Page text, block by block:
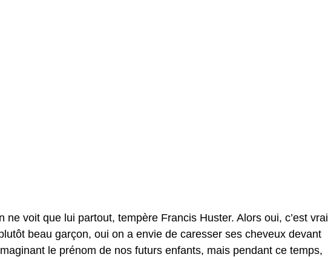
ne voit que lui partout, tempère Francis Huster. Alors oui, c’est vrai
beau garçon, oui on a envie de caresser ses cheveux devant
le prénom de nos futurs enfants, mais pendant ce temps,